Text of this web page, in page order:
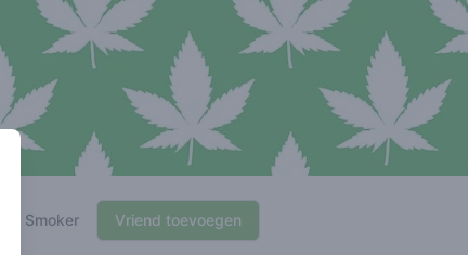
🍃 Smoker Vriend toevoegen